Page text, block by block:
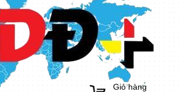
Giỏ hàng